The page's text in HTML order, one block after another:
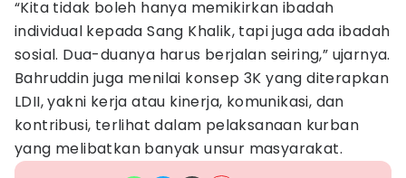
“Kita tidak boleh hanya memikirkan ibadah
individual kepada Sang Khalik, tapi juga ada ibadah
sosial. Dua-duanya harus berjalan seiring,” ujarnya.
Bahruddin juga menilai konsep 3K yang diterapkan
LDII, yakni kerja atau kinerja, komunikasi, dan
kontribusi, terlihat dalam pelaksanaan kurban
yang melibatkan banyak unsur masyarakat.